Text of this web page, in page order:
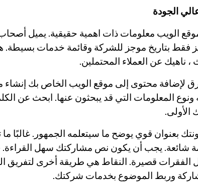
الجودة
الويب معلومات ذات اهمية حقيقية. يميل
فقط بتاريخ موجز للشركة وقائمة خدمات
ناهيك عن العملاء المحتملين.
لإضافة محتوى إلى موقع الويب الخاص بك إنشاء
ونوع المعلومات التي قد يبحثون عنها. ابحث عن
الأولى.
بعنوان قوي يوضح ما سيتعلمه الجمهور. غالبًا
شائعة. يجب أن يكون نص مشاركتك سهل القراءة.
الفقرات قصيرة. النقاط هي طريقة أخرى لتفريق
وربط الموضوع بخدمات شركتك.